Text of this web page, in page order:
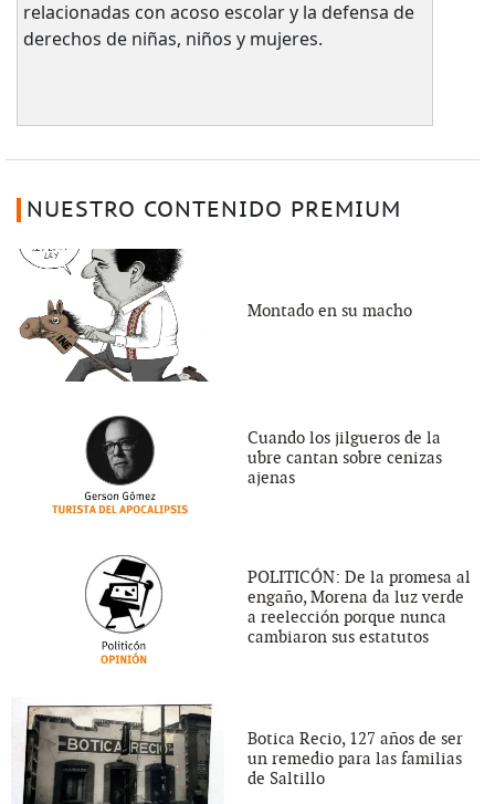
relacionadas con acoso escolar y la defensa de
derechos de niñas, niños y mujeres.
NUESTRO CONTENIDO PREMIUM
Montado en su macho
Cuando los jilgueros de la
ubre cantan sobre cenizas
ajenas
POLITICÓN: De la promesa al
engaño, Morena da luz verde
a reelección porque nunca
cambiaron sus estatutos
Botica Recio, 127 años de ser
un remedio para las familias
de Saltillo